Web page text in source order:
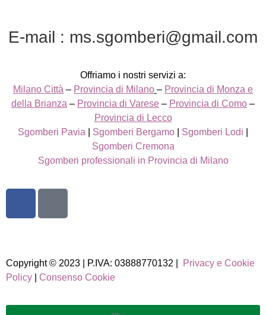
E-mail : ms.sgomberi@gmail.com
Offriamo i nostri servizi a:
Milano Città – Provincia di Milano – Provincia di Monza e
della Brianza – Provincia di Varese – Provincia di Como –
Provincia di Lecco
Sgomberi Pavia
Sgomberi Bergamo Sgomberi Lodi
Sgomberi Cremona
Sgomberi professionali in Provincia di Milano
Copyright © 2023 | P.IVA: 03888770132 |
Privacy e Cookie
Policy
Consenso Cookie